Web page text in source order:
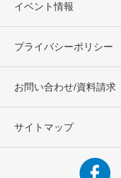
イベント情報
プライバシーポリシー
お問い合わせ/資料請求
サイトマップ